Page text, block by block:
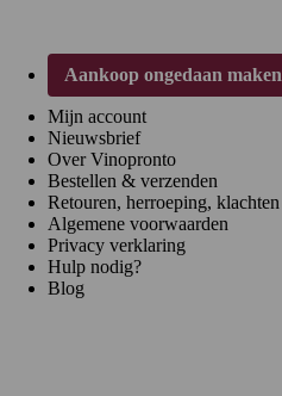
Aankoop ongedaan maken
Mijn account
Nieuwsbrief
Over Vinopronto
Bestellen & verzenden
Retouren, herroeping, klachten
Algemene voorwaarden
Privacy verklaring
Hulp nodig?
Blog